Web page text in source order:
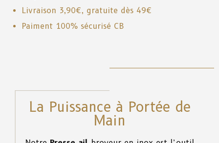
Livraison 3,90€, gratuite dès 49€
Paiment 100% sécurisé CB
La Puissance à Portée de
Main